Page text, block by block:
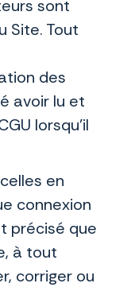
sont
Site. Tout
des
avoir lu et
lorsqu’il
en
connexion
précisé que
à tout
corriger ou